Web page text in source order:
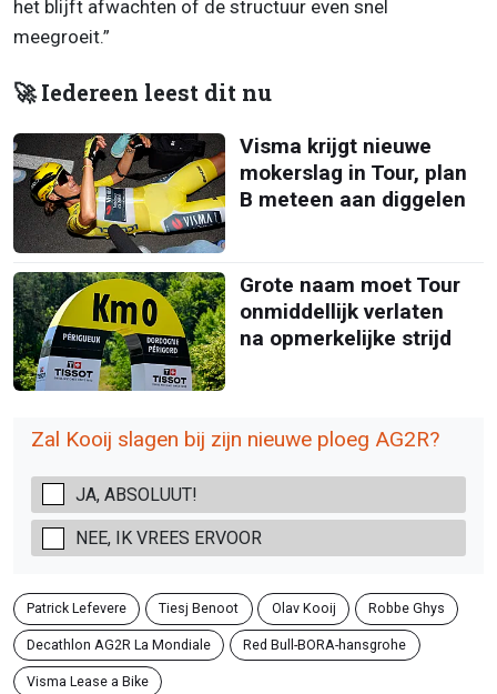
het blijft afwachten of de structuur even snel
meegroeit.”
🚀 Iedereen leest dit nu
Visma krijgt nieuwe
mokerslag in Tour, plan
B meteen aan diggelen
Grote naam moet Tour
onmiddellijk verlaten
na opmerkelijke strijd
Zal Kooij slagen bij zijn nieuwe ploeg AG2R?
JA, ABSOLUUT!
NEE, IK VREES ERVOOR
Patrick Lefevere Tiesj Benoot Olav Kooij Robbe Ghys
Decathlon AG2R La Mondiale Red Bull-BORA-hansgrohe
Visma Lease a Bike